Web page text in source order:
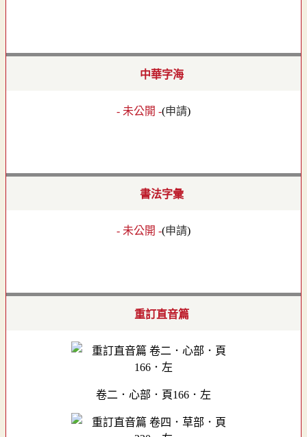
中華字海
- 未公開 -(申請)
書法字彙
- 未公開 -(申請)
重訂直音篇
卷二．心部．頁166．左